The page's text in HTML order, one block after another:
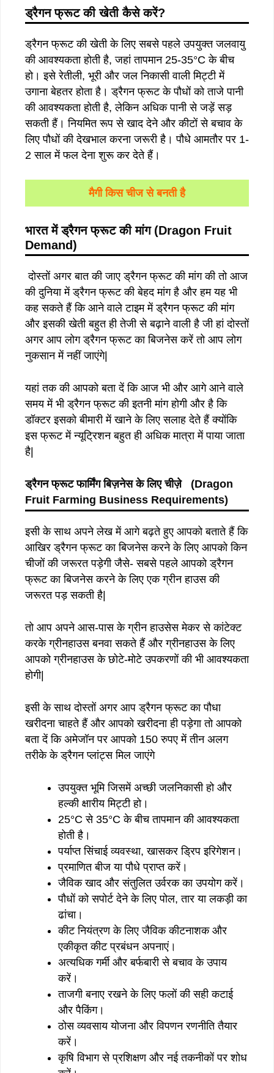
ड्रैगन फ्रूट की खेती कैसे करें?
ड्रैगन फ्रूट की खेती के लिए सबसे पहले उपयुक्त जलवायु
की आवश्यकता होती है, जहां तापमान 25-35°C के बीच
हो। इसे रेतीली, भूरी और जल निकासी वाली मिट्टी में
उगाना बेहतर होता है। ड्रैगन फ्रूट के पौधों को ताजे पानी
की आवश्यकता होती है, लेकिन अधिक पानी से जड़ें सड़
सकती हैं। नियमित रूप से खाद देने और कीटों से बचाव के
लिए पौधों की देखभाल करना जरूरी है। पौधे आमतौर पर 1-
2 साल में फल देना शुरू कर देते हैं।
मैगी किस चीज से बनती है
भारत में ड्रैगन फ्रूट की मांग(Dragon Fruit
Demand)
दोस्तों अगर बात की जाए ड्रैगन फ्रूट की मांग की तो आज
की दुनिया में ड्रैगन फ्रूट की बेहद मांग है और हम यह भी
कह सकते हैं कि आने वाले टाइम में ड्रैगन फ्रूट की मांग
और इसकी खेती बहुत ही तेजी से बढ़ाने वाली है जी हां दोस्तों
अगर आप लोग ड्रैगन फ्रूट का बिजनेस करें तो आप लोग
नुकसान में नहीं जाएंगे|
यहां तक की आपको बता दें कि आज भी और आगे आने वाले
समय में भी ड्रैगन फ्रूट की इतनी मांग होगी और है कि
डॉक्टर इसको बीमारी में खाने के लिए सलाह देते हैं क्योंकि
इस फ्रूट में न्यूट्रिशन बहुत ही अधिक मात्रा में पाया जाता
है|
ड्रैगन फ्रूट फार्मिंग बिज़नेस के लिए चीज़े(Dragon
Fruit Farming Business Requirements)
इसी के साथ अपने लेख में आगे बढ़ते हुए आपको बताते हैं कि
आखिर ड्रैगन फ्रूट का बिजनेस करने के लिए आपको किन
चीजों की जरूरत पड़ेगी जैसे- सबसे पहले आपको ड्रैगन
फ्रूट का बिजनेस करने के लिए एक ग्रीन हाउस की
जरूरत पड़ सकती है|
तो आप अपने आस-पास के ग्रीन हाउसेस मेकर से कांटेक्ट
करके ग्रीनहाउस बनवा सकते हैं और ग्रीनहाउस के लिए
आपको ग्रीनहाउस के छोटे-मोटे उपकरणों की भी आवश्यकता
होगी|
इसी के साथ दोस्तों अगर आप ड्रैगन फ्रूट का पौधा
खरीदना चाहते हैं और आपको खरीदना ही पड़ेगा तो आपको
बता दें कि अमेजॉन पर आपको 150 रुपए में तीन अलग
तरीके के ड्रैगन प्लांट्स मिल जाएंगे
उपयुक्त भूमि जिसमें अच्छी जलनिकासी हो और
हल्की क्षारीय मिट्टी हो।
25°C से 35°C के बीच तापमान की आवश्यकता
होती है।
पर्याप्त सिंचाई व्यवस्था, खासकर ड्रिप इरिगेशन।
प्रमाणित बीज या पौधे प्राप्त करें।
जैविक खाद और संतुलित उर्वरक का उपयोग करें।
पौधों को सपोर्ट देने के लिए पोल, तार या लकड़ी का
ढांचा।
कीट नियंत्रण के लिए जैविक कीटनाशक और
एकीकृत कीट प्रबंधन अपनाएं।
अत्यधिक गर्मी और बर्फबारी से बचाव के उपाय
करें।
ताजगी बनाए रखने के लिए फलों की सही कटाई
और पैकिंग।
ठोस व्यवसाय योजना और विपणन रणनीति तैयार
करें।
कृषि विभाग से प्रशिक्षण और नई तकनीकों पर शोध